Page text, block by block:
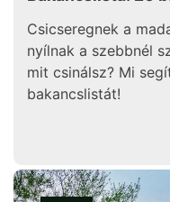
Csicseregnek a
nyílnak a szebbnél
mit csinálsz? Mi
bakancslistát!